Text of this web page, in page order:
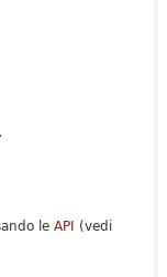
le API (vedi